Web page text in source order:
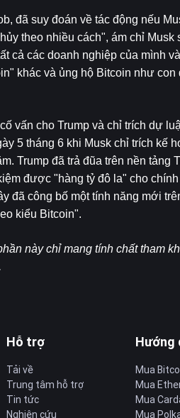
đã suy đoán về tác động nếu
theo nhiều cách", ám chỉ
cả các doanh nghiệp của mình
khác và ủng hộ Bitcoin như
vấn cho Trump và chỉ trích dự
5 tháng 6 khi Musk chỉ trích kế
Trump đã trả đũa trên nền tảng
được "hàng tỷ đô la" cho
đã công bố một tính năng mới
kiểu Bitcoin".
này chỉ mang tính chất tham
Hỗ trợ
Tải về
Trung tâm hỗ trợ
Tin tức
Nghiên cứu
Hướng
Mua
Mua
Mua
Mua